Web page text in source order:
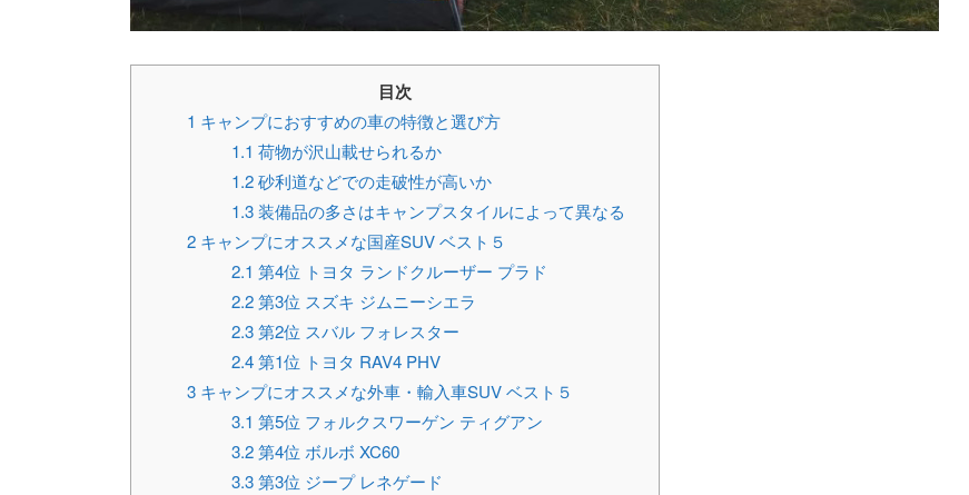
目次
1 キャンプにおすすめの車の特徴と選び方
1.1 荷物が沢山載せられるか
1.2砂利道などでの走破性が高いか
1.3装備品の多さはキャンプスタイルによって異なる
2 キャンプにオススメな国産SUV ベスト５
2.1 第4位 トヨタ ランドクルーザー プラド
2.2第3位 スズキ ジムニーシエラ
2.3第2位 スバル フォレスター
2.4第1位 トヨタ RAV4 PHV
3 キャンプにオススメな外車・輸入車SUV ベスト５
3.1 第5位 フォルクスワーゲン ティグアン
3.2第4位 ボルボ XC60
3.3第3位 ジープ レネゲード